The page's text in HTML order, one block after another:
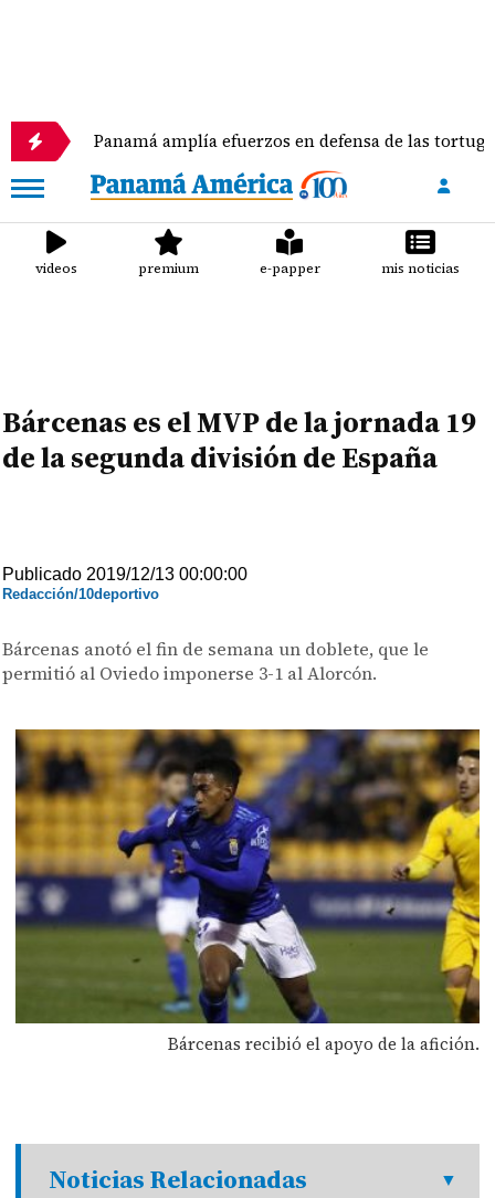
Panamá amplía efuerzos en defensa de las tortugas marinas
videos premium e-papper mis noticias
Bárcenas es el MVP de la jornada 19
de la segunda división de España
Publicado 2019/12/13 00:00:00
Redacción/10deportivo
Bárcenas anotó el fin de semana un doblete, que le
permitió al Oviedo imponerse 3-1 al Alorcón.
Bárcenas recibió el apoyo de la afición.
Noticias Relacionadas